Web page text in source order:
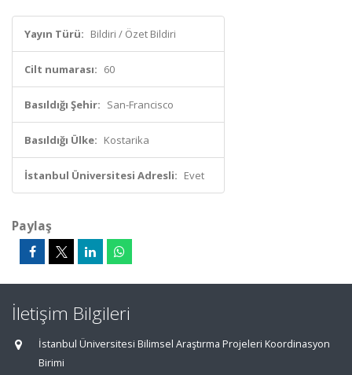
Yayın Türü: Bildiri / Özet Bildiri
Cilt numarası: 60
Basıldığı Şehir: San-Francisco
Basıldığı Ülke: Kostarika
İstanbul Üniversitesi Adresli: Evet
Paylaş
İletişim Bilgileri
İstanbul Üniversitesi Bilimsel Araştırma Projeleri Koordinasyon
Birimi